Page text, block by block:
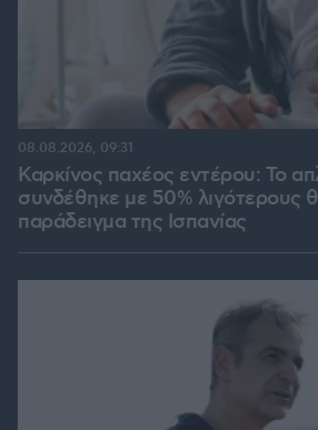
Καρκίνος παχέος εντέρου: Το
συνδέθηκε με 50% λιγότερους
παράδειγμα της Ισπανίας
08.08.2026, 09:31